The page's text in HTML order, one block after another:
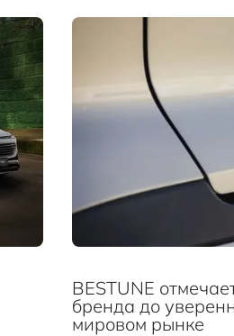
BESTUNE
бренда до
мировом рынке